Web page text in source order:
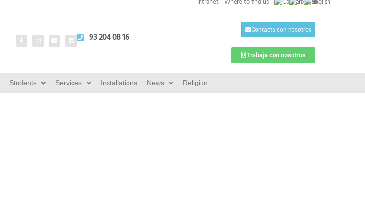
Intranet Where to find us
93 204 08 16
Contacta con nosotros
Trabaja con nosotros
Students Services Installations News Religion